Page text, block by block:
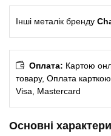
Інші металік бренду
Оплата: Картою
товару, Оплата
Visa, Mastercard
Основні